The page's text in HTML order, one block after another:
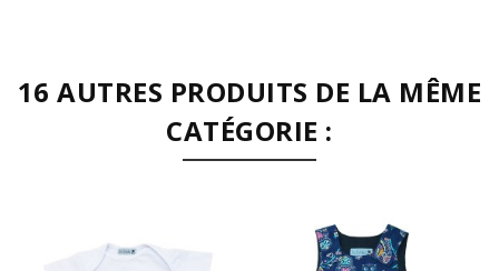
16 AUTRES PRODUITS DE LA MÊME
CATÉGORIE :